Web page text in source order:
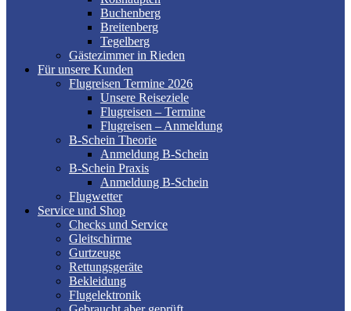
Buchenberg
Breitenberg
Tegelberg
Gästezimmer in Rieden
Für unsere Kunden
Flugreisen Termine 2026
Unsere Reiseziele
Flugreisen – Termine
Flugreisen – Anmeldung
B-Schein Theorie
Anmeldung B-Schein
B-Schein Praxis
Anmeldung B-Schein
Flugwetter
Service und Shop
Checks und Service
Gleitschirme
Gurtzeuge
Rettungsgeräte
Bekleidung
Flugelektronik